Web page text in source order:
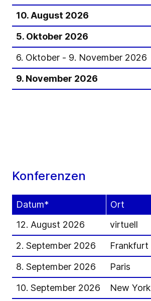
10. August 2026
5. Oktober 2026
6. Oktober - 9. November 2026
9. November 2026
Konferenzen
Datum* Ort
12. August 2026
virtuell
2. September 2026
Frankfurt
8. September 2026
Paris
10. September 2026
New York